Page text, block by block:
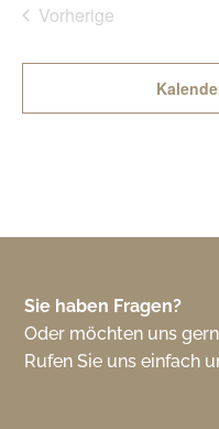
Vorherige
Sie haben Fragen?
Oder möchten uns
Rufen Sie uns einfach